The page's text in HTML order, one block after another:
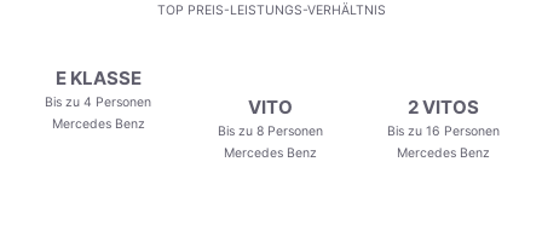
TOP PREIS-LEISTUNGS-VERHÄLTNIS
E KLASSE
Bis zu 4 Personen
Mercedes Benz
VITO
Bis zu 8 Personen
Mercedes Benz
2 VITOS
Bis zu 16 Personen
Mercedes Benz